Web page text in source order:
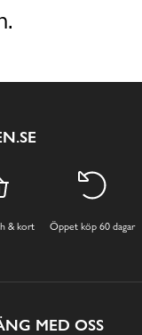
& kort Öppet köp 60 dagar
MED OSS